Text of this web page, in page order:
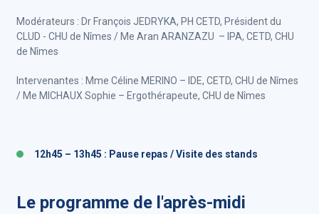
Modérateurs : Dr François JEDRYKA, PH CETD, Président du
CLUD - CHU de Nîmes / Me Aran ARANZAZU – IPA, CETD, CHU
de Nîmes
Intervenantes : Mme Céline MERINO – IDE, CETD, CHU de Nîmes
/ Me MICHAUX Sophie – Ergothérapeute, CHU de Nîmes
12h45 – 13h45 : Pause repas / Visite des stands
Le programme de l'après-midi